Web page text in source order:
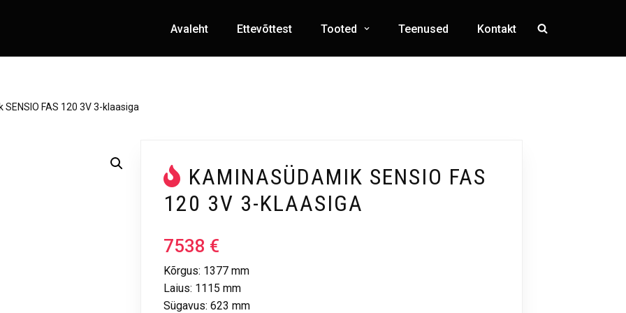
Avaleht Ettevõttest Tooted Teenused Kontakt
SENSIO FAS 120 3V 3-klaasiga
KAMINASÜDAMIK SENSIO FAS
120 3V 3-KLAASIGA
7538 €
Kõrgus: 1377 mm
Laius: 1115 mm
Sügavus: 623 mm